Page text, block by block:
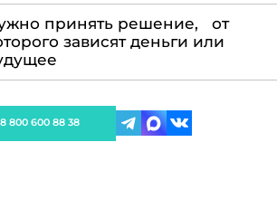
принять решение, от
зависят деньги или
8 800 600 88 38